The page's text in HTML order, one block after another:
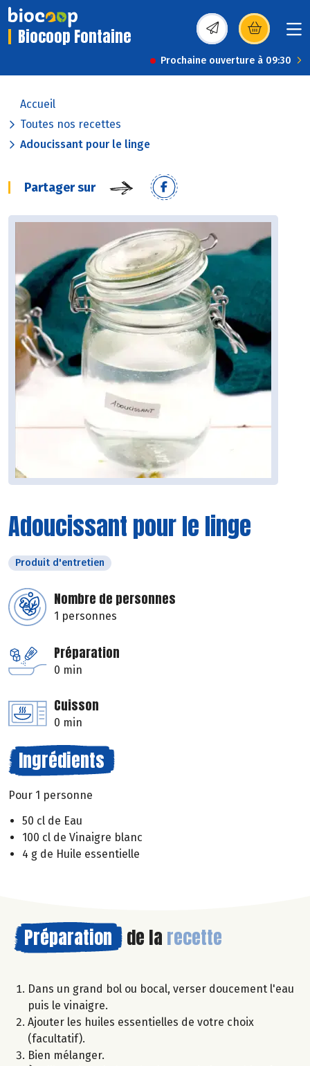
Biocoop Fontaine (s’ouvre dans une
Prochaine ouverture à 09:30
Accueil
Toutes nos recettes
Adoucissant pour le linge
Partager sur
Adoucissant pour le linge
Produit d'entretien
Nombre de personnes
1 personnes
Préparation
0 min
Cuisson
0 min
Ingrédients
Pour 1 personne
50 cl de Eau
100 cl de Vinaigre blanc
4 g de Huile essentielle
Préparation de la recette
Dans un grand bol ou bocal, verser doucement l'eau
puis le vinaigre.
Ajouter les huiles essentielles de votre choix
(facultatif).
Bien mélanger.